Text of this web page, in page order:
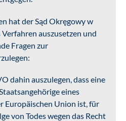
hat der Sąd Okręgowy w
auszusetzen und
Fragen zur
dahin auszulegen, dass eine
eines
Europäischen Union ist, für
von Todes wegen das Recht